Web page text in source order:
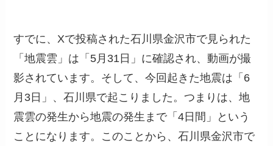
すでに、Xで投稿された石川県金沢市で見られた
「地震雲」は「5月31日」に確認され、動画が撮
影されています。そして、今回起きた地震は「6
月3日」、石川県で起こりました。つまりは、地
震雲の発生から地震の発生まで「4日間」という
ことになります。このことから、石川県金沢市で